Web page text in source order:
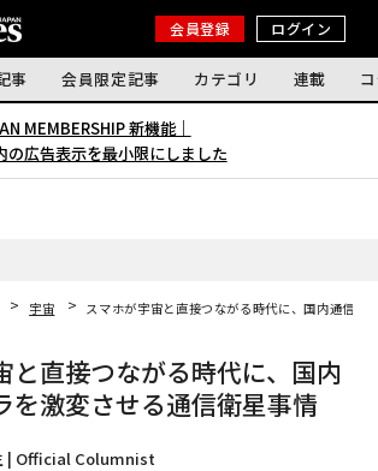
会員登録 ログイン
事 会員限定記事 カテゴリ 連載
MEMBERSHIP 新機能｜
の広告表示を最小限にしました
宇宙
スマホが宇宙と直接つながる時代に、国内通信イ
と直接つながる時代に、国内
を激変させる通信衛星事情
| Official Columnist